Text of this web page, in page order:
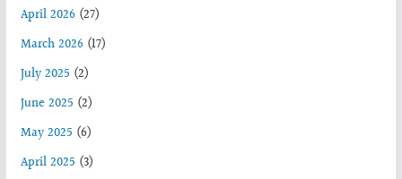
April 2026(27)
March 2026(17)
July 2025 (2)
June 2025 (2)
May 2025 (6)
April 2025 (3)